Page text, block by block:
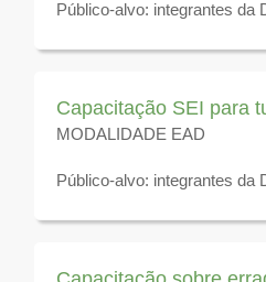
Público-alvo: integrantes da
Disponível para
Capacitação SEI para
MODALIDADE EAD
Público-alvo: integrantes da
Disponível para